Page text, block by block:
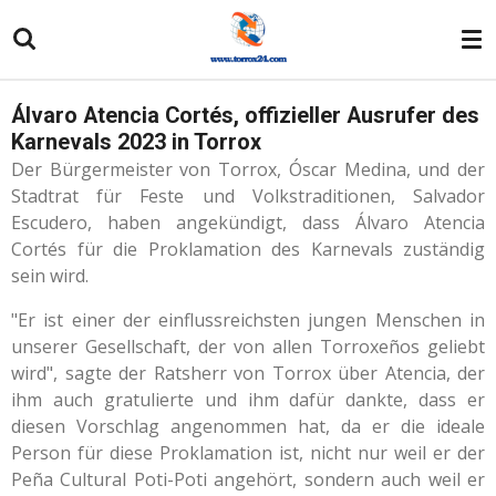
Hauptinhalt
Álvaro Atencia Cortés, offizieller Ausrufer des
Karnevals 2023 in Torrox
Der Bürgermeister von Torrox, Óscar Medina, und der
Stadtrat für Feste und Volkstraditionen, Salvador
Escudero, haben angekündigt, dass Álvaro Atencia
Cortés für die Proklamation des Karnevals zuständig
sein wird.
"Er ist einer der einflussreichsten jungen Menschen in
unserer Gesellschaft, der von allen Torroxeños geliebt
wird", sagte der Ratsherr von Torrox über Atencia, der
ihm auch gratulierte und ihm dafür dankte, dass er
diesen Vorschlag angenommen hat, da er die ideale
Person für diese Proklamation ist, nicht nur weil er der
Peña Cultural Poti-Poti angehört, sondern auch weil er